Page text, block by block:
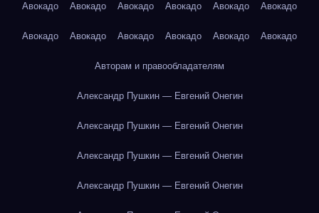
Авокадо Авокадо Авокадо Авокадо Авокадо Авокадо
Авокадо Авокадо Авокадо Авокадо Авокадо Авокадо
Авторам и правообладателям
Александр Пушкин — Евгений Онегин
Александр Пушкин — Евгений Онегин
Александр Пушкин — Евгений Онегин
Александр Пушкин — Евгений Онегин